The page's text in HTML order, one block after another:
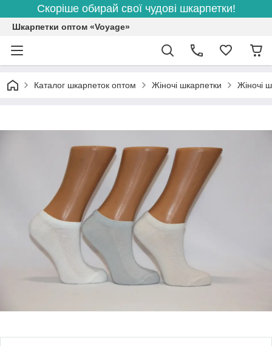
Скоріше обирай свої чудові шкарпетки!
Шкарпетки оптом «Voyage»
Каталог шкарпеток оптом Жіночі шкарпетки Жіночі